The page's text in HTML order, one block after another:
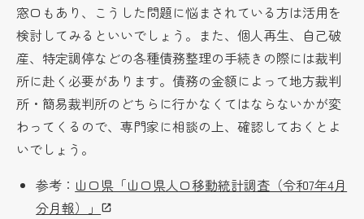
窓口もあり、こうした問題に悩まされている方は活用を
検討してみるといいでしょう。また、個人再生、自己破
産、特定調停などの各種債務整理の手続きの際には裁判
所に赴く必要があります。債務の金額によって地方裁判
所・簡易裁判所のどちらに行かなくてはならないかが変
わってくるので、専門家に相談の上、確認しておくとよ
いでしょう。
参考： 山口県「山口県人口移動統計調査（令和7年4月
分月報）」